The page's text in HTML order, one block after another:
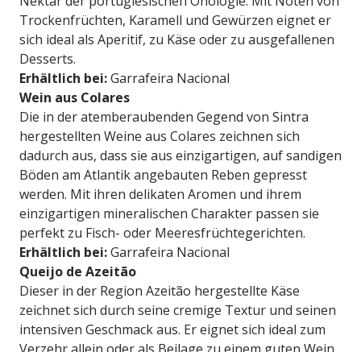
Trockenfrüchten, Karamell und Gewürzen eignet er
sich ideal als Aperitif, zu Käse oder zu ausgefallenen
Desserts.
Erhältlich bei:Garrafeira Nacional
Wein aus Colares
Die in der atemberaubenden Gegend von Sintra
hergestellten Weine aus Colares zeichnen sich
dadurch aus, dass sie aus einzigartigen, auf sandigen
Böden am Atlantik angebauten Reben gepresst
werden. Mit ihren delikaten Aromen und ihrem
einzigartigen mineralischen Charakter passen sie
perfekt zu Fisch- oder Meeresfrüchtegerichten.
Erhältlich bei:Garrafeira Nacional
Queijo de Azeitão
Dieser in der Region Azeitão hergestellte Käse
zeichnet sich durch seine cremige Textur und seinen
intensiven Geschmack aus. Er eignet sich ideal zum